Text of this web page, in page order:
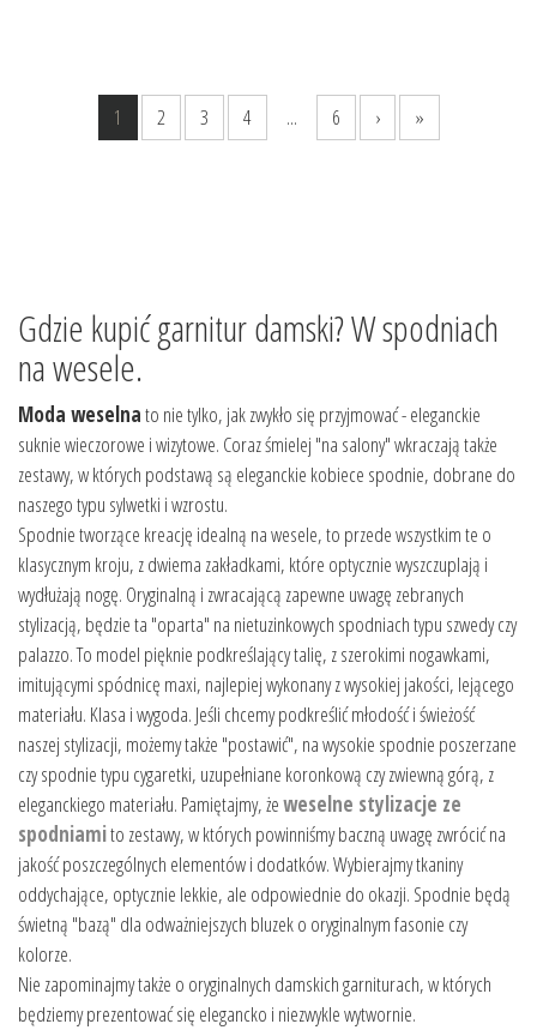
1 2 3 4 ... 6 › »
Gdzie kupić garnitur damski? W spodniach
na wesele.
Moda weselnato nie tylko, jak zwykło się przyjmować - eleganckie
suknie wieczorowe i wizytowe. Coraz śmielej "na salony" wkraczają także
zestawy, w których podstawą są eleganckie kobiece spodnie, dobrane do
naszego typu sylwetki i wzrostu.
Spodnie tworzące kreację idealną na wesele, to przede wszystkim te o
klasycznym kroju, z dwiema zakładkami, które optycznie wyszczuplają i
wydłużają nogę. Oryginalną i zwracającą zapewne uwagę zebranych
stylizacją, będzie ta "oparta" na nietuzinkowych spodniach typu szwedy czy
palazzo. To model pięknie podkreślający talię, z szerokimi nogawkami,
imitującymi spódnicę maxi, najlepiej wykonany z wysokiej jakości, lejącego
materiału. Klasa i wygoda. Jeśli chcemy podkreślić młodość i świeżość
naszej stylizacji, możemy także "postawić", na wysokie spodnie poszerzane
czy spodnie typu cygaretki, uzupełniane koronkową czy zwiewną górą, z
eleganckiego materiału. Pamiętajmy, żeweselne stylizacje ze
spodniamito zestawy, w których powinniśmy baczną uwagę zwrócić na
jakość poszczególnych elementów i dodatków. Wybierajmy tkaniny
oddychające, optycznie lekkie, ale odpowiednie do okazji. Spodnie będą
świetną "bazą" dla odważniejszych bluzek o oryginalnym fasonie czy
kolorze.
Nie zapominajmy także o oryginalnych damskich garniturach, w których
będziemy prezentować się elegancko i niezwykle wytwornie.